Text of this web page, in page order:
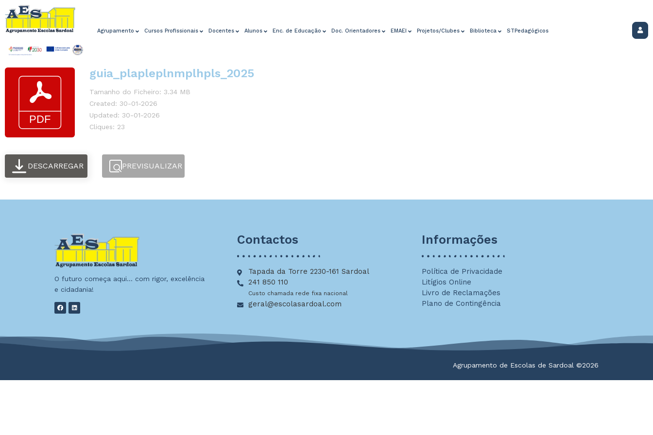
Agrupamento Cursos Profissionais Docentes Alunos Enc. de Educação Doc. Orientadores EMAEI Projetos/Clubes Biblioteca STPedagógicos
guia_plapleplnmplhpls_2025
Tamanho do Ficheiro: 3.34 MB
Created: 30-01-2026
Updated: 30-01-2026
Cliques: 23
DESCARREGAR PREVISUALIZAR
O futuro começa aqui… com rigor, excelência
e cidadania!
Contactos
Tapada da Torre 2230-161 Sardoal
241 850 110
Custo chamada rede fixa nacional
geral@escolasardoal.com
Informações
Política de Privacidade
Litígios Online
Livro de Reclamações
Plano de Contingência
Agrupamento de Escolas de Sardoal ©2026